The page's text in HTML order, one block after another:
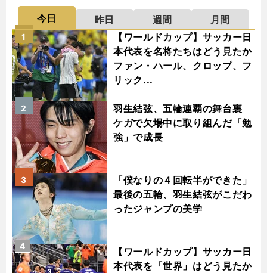
今日 昨日 週間
月間
【ワールドカップ】サッカー日
本代表を名将たちはどう見たか
ファン・ハール、クロップ、フ
リック...
1
羽生結弦、五輪連覇の舞台裏
ケガで欠場中に取り組んだ「勉
強」で成長
2
「僕なりの４回転半ができた」
最後の五輪、羽生結弦がこだわ
ったジャンプの美学
3
【ワールドカップ】サッカー日
本代表を「世界」はどう見たか
4